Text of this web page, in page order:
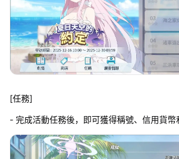
[任務]
- 完成活動任務後，即可獲得稱號、信用貨幣